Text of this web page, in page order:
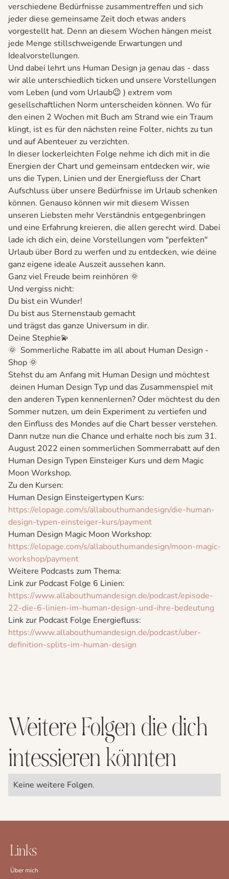
verschiedene Bedürfnisse zusammentreffen und sich
jeder diese gemeinsame Zeit doch etwas anders
vorgestellt hat. Denn an diesem Wochen hängen meist
jede Menge stillschweigende Erwartungen und
Idealvorstellungen.
Und dabei lehrt uns Human Design ja genau das - dass
wir alle unterschiedlich ticken und unsere Vorstellungen
vom Leben (und vom Urlaub😉 ) extrem vom
gesellschaftlichen Norm unterscheiden können. Wo für
den einen 2 Wochen mit Buch am Strand wie ein Traum
klingt, ist es für den nächsten reine Folter, nichts zu tun
und auf Abenteuer zu verzichten.
In dieser lockerleichten Folge nehme ich dich mit in die
Energien der Chart und gemeinsam entdecken wir, wie
uns die Typen, Linien und der Energiefluss der Chart
Aufschluss über unsere Bedürfnisse im Urlaub schenken
können. Genauso können wir mit diesem Wissen
unseren Liebsten mehr Verständnis entgegenbringen
und eine Erfahrung kreieren, die allen gerecht wird. Dabei
lade ich dich ein, deine Vorstellungen vom "perfekten"
Urlaub über Bord zu werfen und zu entdecken, wie deine
ganz eigene ideale Auszeit aussehen kann.
Ganz viel Freude beim reinhören 🌞
Und vergiss nicht:
Du bist ein Wunder!
Du bist aus Sternenstaub gemacht
und trägst das ganze Universum in dir.
Deine Stephie💫
🌞 Sommerliche Rabatte im all about Human Design -
Shop 🌞
Stehst du am Anfang mit Human Design und möchtest
deinen Human Design Typ und das Zusammenspiel mit
den anderen Typen kennenlernen? Oder möchtest du den
Sommer nutzen, um dein Experiment zu vertiefen und
den Einfluss des Mondes auf die Chart besser verstehen.
Dann nutze nun die Chance und erhalte noch bis zum 31.
August 2022 einen sommerlichen Sommerrabatt auf den
Human Design Typen Einsteiger Kurs und dem Magic
Moon Workshop.
Zu den Kursen:
Human Design Einsteigertypen Kurs:
https://elopage.com/s/allabouthumandesign/die-human-
design-typen-einsteiger-kurs/payment
Human Design Magic Moon Workshop:
https://elopage.com/s/allabouthumandesign/moon-magic-
workshop/payment
Weitere Podcasts zum Thema:
Link zur Podcast Folge 6 Linien:
https://www.allabouthumandesign.de/podcast/episode-
22-die-6-linien-im-human-design-und-ihre-bedeutung
Link zur Podcast Folge Energiefluss:
https://www.allabouthumandesign.de/podcast/uber-
definition-splits-im-human-design
Weitere Folgen die dich
intessieren könnten
Keine weitere Folgen.
Links
Über mich